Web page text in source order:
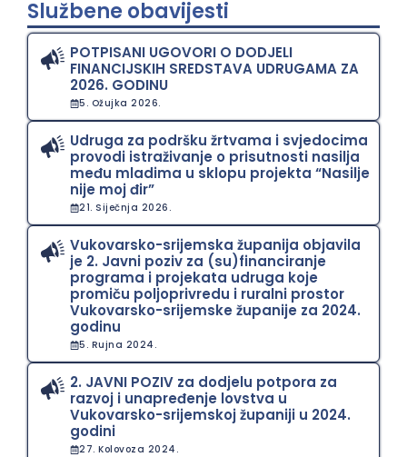
Službene obavijesti
POTPISANI UGOVORI O DODJELI
FINANCIJSKIH SREDSTAVA UDRUGAMA ZA
2026. GODINU
5. Ožujka 2026.
Udruga za podršku žrtvama i svjedocima
provodi istraživanje o prisutnosti nasilja
među mladima u sklopu projekta “Nasilje
nije moj đir”
21. Siječnja 2026.
Vukovarsko-srijemska županija objavila
je 2. Javni poziv za (su)financiranje
programa i projekata udruga koje
promiču poljoprivredu i ruralni prostor
Vukovarsko-srijemske županije za 2024.
godinu
5. Rujna 2024.
2. JAVNI POZIV za dodjelu potpora za
razvoj i unapređenje lovstva u
Vukovarsko-srijemskoj županiji u 2024.
godini
27. Kolovoza 2024.